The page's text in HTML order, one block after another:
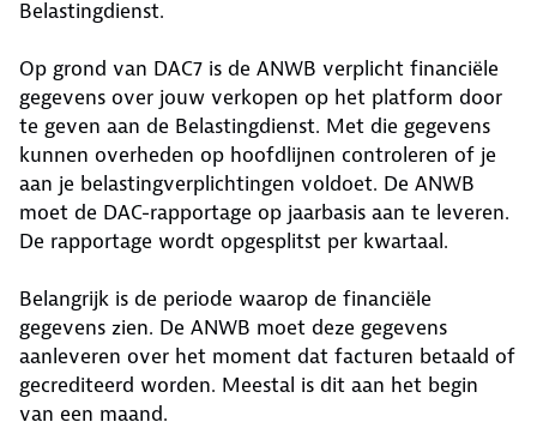
Belastingdienst.
Op grond van DAC7 is de ANWB verplicht financiële
gegevens over jouw verkopen op het platform door
te geven aan de Belastingdienst. Met die gegevens
kunnen overheden op hoofdlijnen controleren of je
aan je belastingverplichtingen voldoet. De ANWB
moet de DAC-rapportage op jaarbasis aan te leveren.
De rapportage wordt opgesplitst per kwartaal.
Belangrijk is de periode waarop de financiële
gegevens zien. De ANWB moet deze gegevens
aanleveren over het moment dat facturen betaald of
gecrediteerd worden. Meestal is dit aan het begin
van een maand.